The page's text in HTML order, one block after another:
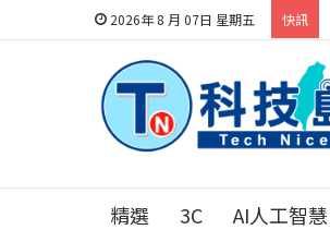
2026年 8 月 07日 星期五 快訊
精選 3C AI人工智慧